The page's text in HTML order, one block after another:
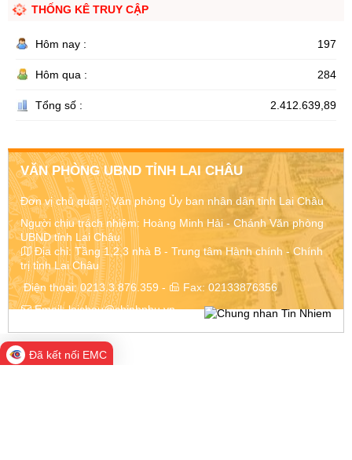
THỐNG KÊ TRUY CẬP
Hôm nay : 197
Hôm qua : 284
Tổng số : 2.412.639,89
VĂN PHÒNG UBND TỈNH LAI CHÂU
Đơn vị chủ quản :Văn phòng Ủy ban nhân dân tỉnh Lai Châu
Người chịu trách nhiệm: Hoàng Minh Hải - Chánh Văn phòng
UBND tỉnh Lai Châu
Địa chỉ: Tầng 1,2,3 nhà B - Trung tâm Hành chính - Chính
trị tỉnh Lai Châu
Điện thoại:0213.3.876.359 - Fax: 02133876356
Email:laichau@chinhphu.vn
Đã kết nối EMC